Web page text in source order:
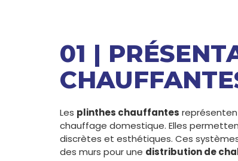
01 |
Les plinthes chauffantes
chauffage domestique. Elles
discrètes et esthétiques. Ces
des murs pour une distribution de